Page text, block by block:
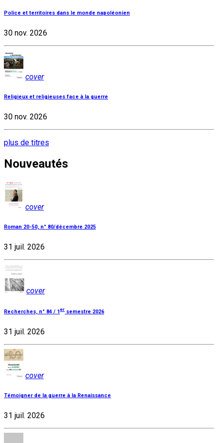
Police et territoires dans le monde napoléonien
30 nov. 2026
cover
Religieux et religieuses face à la guerre
30 nov. 2026
plus de titres
Nouveautés
cover
Roman 20-50, n° 80/décembre 2025
31 juil. 2026
cover
Recherches, n° 84 / 1 er semestre 2026
31 juil. 2026
cover
Témoigner de la guerre à la Renaissance
31 juil. 2026